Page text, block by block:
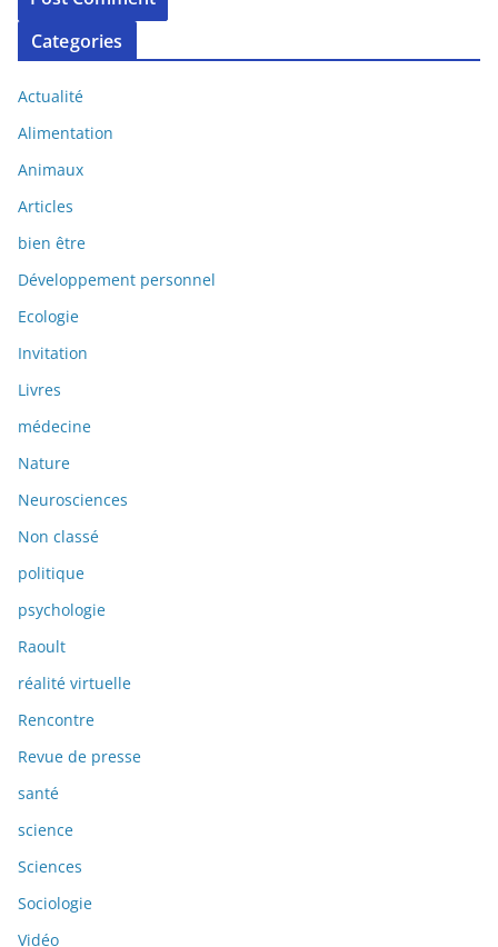
Categories
Actualité
Alimentation
Animaux
Articles
bien être
Développement personnel
Ecologie
Invitation
Livres
médecine
Nature
Neurosciences
Non classé
politique
psychologie
Raoult
réalité virtuelle
Rencontre
Revue de presse
santé
science
Sciences
Sociologie
Vidéo